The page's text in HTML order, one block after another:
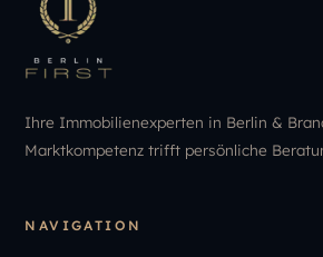
Ihre Immobilienexperten in Berlin &
Marktkompetenz trifft persönliche
NAVIGATION